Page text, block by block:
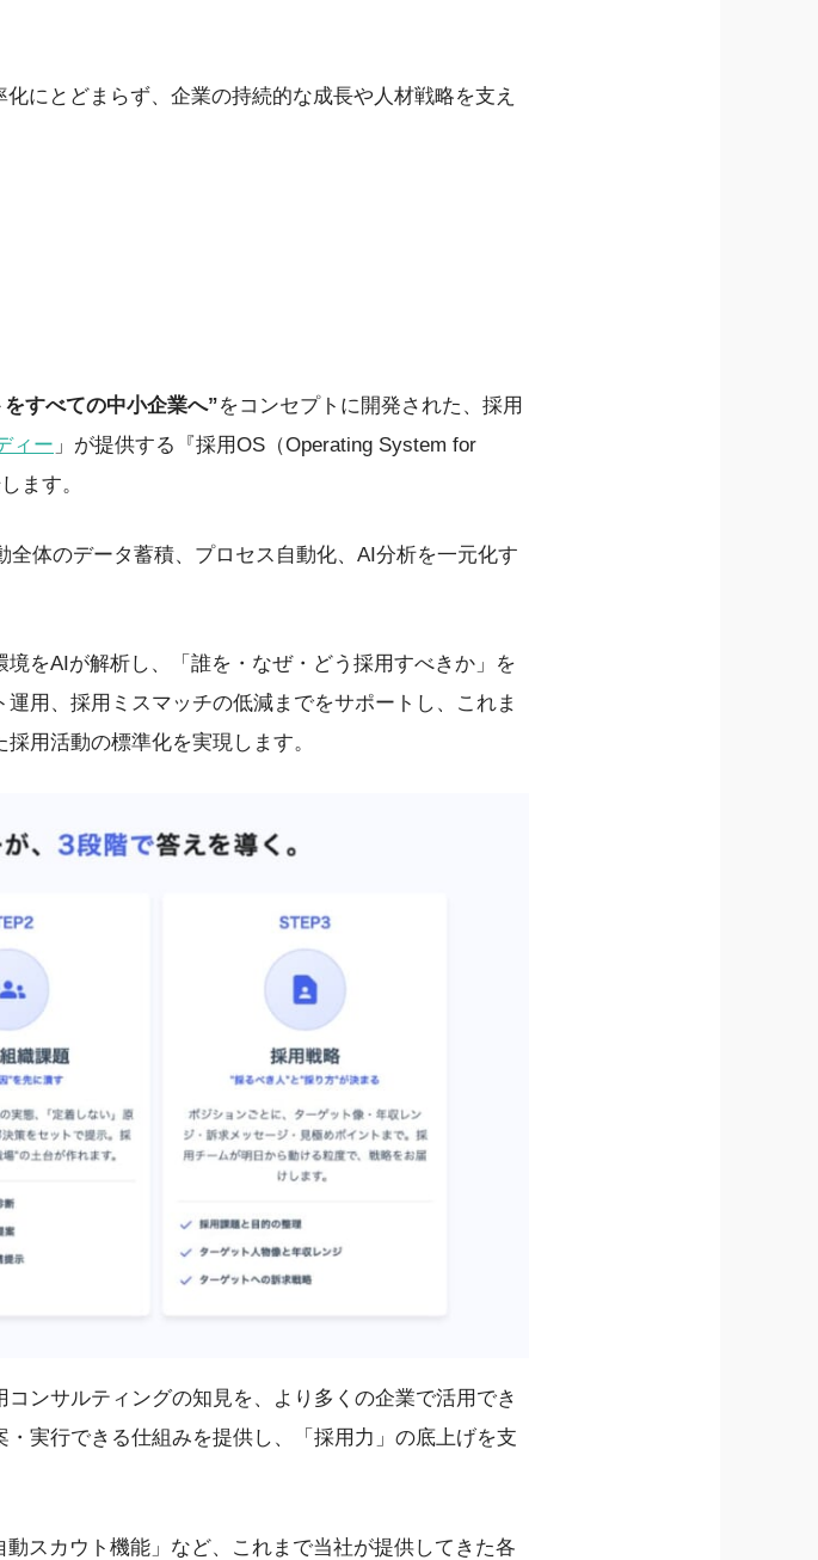
にとどまらず、企業の持続的な成長や人材戦略を支え
すべての中小企業へ”をコンセプトに開発された、採用
ィー 」が提供する『採用OS（Operating System for
ます。
体のデータ蓄積、プロセス自動化、AI分析を一元化す
をAIが解析し、「誰を・なぜ・どう採用すべきか」を
用、採用ミスマッチの低減までをサポートし、これま
用活動の標準化を実現します。
ンサルティングの知見を、より多くの企業で活用でき
実行できる仕組みを提供し、「採用力」の底上げを支
スカウト機能」など、これまで当社が提供してきた各